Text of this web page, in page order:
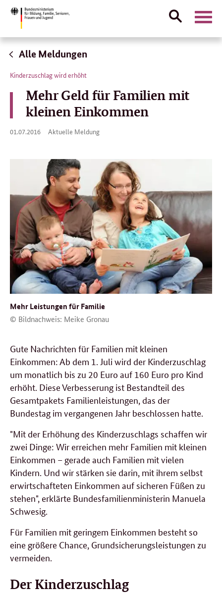
Direktlink:
Suche
Alle Meldungen
Kinderzuschlag wird erhöht
Mehr Geld für Familien mit
kleinen Einkommen
01.07.2016 01.Aktuelle Meldung
Mehr Leistungen für Familie
© Bildnachweis: Meike Gronau
Gute Nachrichten für Familien mit kleinen
Einkommen: Ab dem 1. Juli wird der Kinderzuschlag
um monatlich bis zu 20 Euro auf 160 Euro pro Kind
erhöht. Diese Verbesserung ist Bestandteil des
Gesamtpakets Familienleistungen, das der
Bundestag im vergangenen Jahr beschlossen hatte.
"Mit der Erhöhung des Kinderzuschlags schaffen wir
zwei Dinge: Wir erreichen mehr Familien mit kleinen
Einkommen – gerade auch Familien mit vielen
Kindern. Und wir stärken sie darin, mit ihrem selbst
erwirtschafteten Einkommen auf sicheren Füßen zu
stehen", erklärte Bundesfamilienministerin Manuela
Schwesig.
Für Familien mit geringem Einkommen besteht so
eine größere Chance, Grundsicherungsleistungen zu
vermeiden.
Der Kinderzuschlag